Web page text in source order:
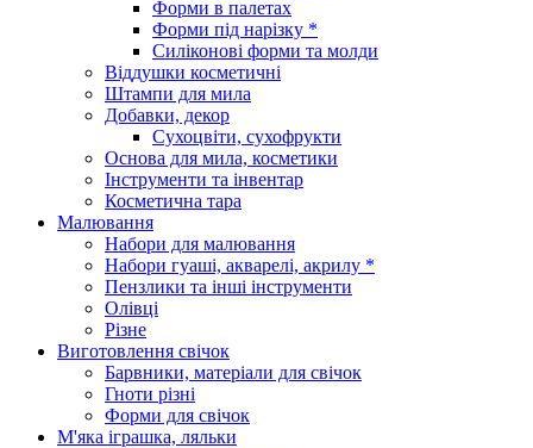
Форми в палетах
Форми під нарізку *
Силіконові форми та молди
Віддушки косметичні
Штампи для мила
Добавки, декор
Сухоцвіти, сухофрукти
Основа для мила, косметики
Інструменти та інвентар
Косметична тара
Малювання
Набори для малювання
Набори гуаші, акварелі, акрилу *
Пензлики та інші інструменти
Олівці
Різне
Виготовлення свічок
Барвники, матеріали для свічок
Гноти різні
Форми для свічок
М'яка іграшка, ляльки